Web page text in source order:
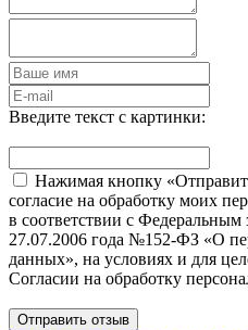
Введите текст с картинки:
Нажимая кнопку
согласие на обработку моих
в соответствии с Федеральным
27.07.2006 года №152-ФЗ «О
данных», на условиях и для
Согласии на обработку
Отправить отзыв